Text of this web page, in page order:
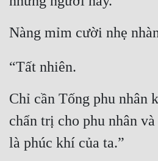
Nàng mỉm cười nhẹ
“Tất nhiên.
Chỉ cần Tống phu nhân
chẩn trị cho phu nhân
là phúc khí của ta.”